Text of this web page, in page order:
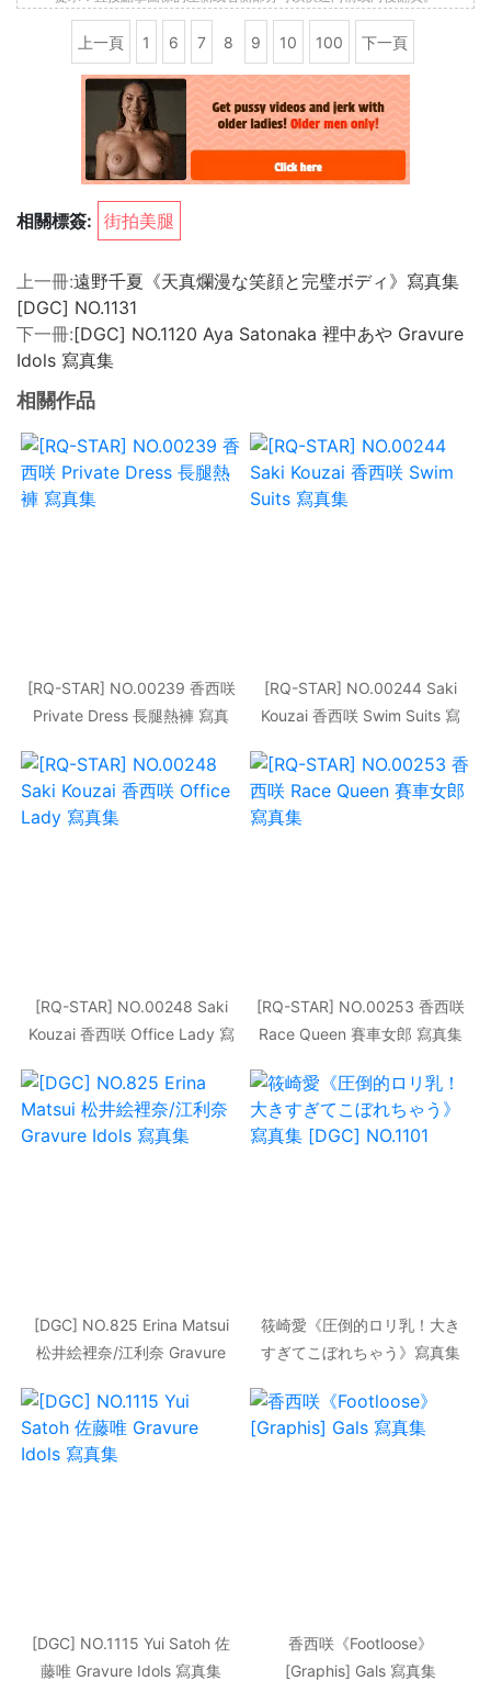
上一頁 1 6 7 8 9 10 100 下一頁
相關標簽: 街拍美腿
上一冊:遠野千夏《天真爛漫な笑顔と完璧ボディ》寫真集
[DGC] NO.1131
下一冊:[DGC] NO.1120 Aya Satonaka 裡中あや Gravure
Idols 寫真集
相關作品
[RQ-STAR] NO.00239 香西咲
Private Dress 長腿熱褲 寫真
[RQ-STAR] NO.00244 Saki
Kouzai 香西咲 Swim Suits 寫
[RQ-STAR] NO.00248 Saki
Kouzai 香西咲 Office Lady 寫
[RQ-STAR] NO.00253 香西咲
Race Queen 賽車女郎 寫真集
[DGC] NO.825 Erina Matsui
松井絵裡奈/江利奈 Gravure
筱崎愛《圧倒的ロリ乳！大き
すぎてこぼれちゃう》寫真集
[DGC] NO.1115 Yui Satoh 佐
藤唯 Gravure Idols 寫真集
香西咲《Footloose》
[Graphis] Gals 寫真集